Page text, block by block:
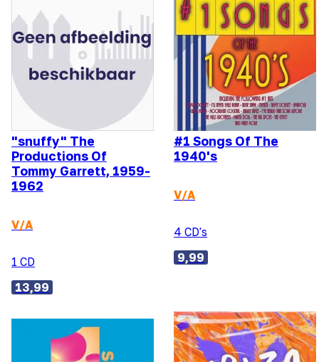
"snuffy" The
Productions Of
Tommy Garrett, 1959-
1962
V/A
1 CD
13,99
#1 Songs Of The
1940's
V/A
4 CD's
9,99